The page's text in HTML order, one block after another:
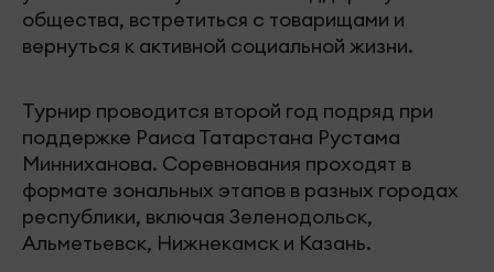
общества, встретиться с товарищами и
вернуться к активной социальной жизни.
Турнир проводится второй год подряд при
поддержке Раиса Татарстана Рустама
Минниханова. Соревнования проходят в
формате зональных этапов в разных городах
республики, включая Зеленодольск,
Альметьевск, Нижнекамск и Казань.